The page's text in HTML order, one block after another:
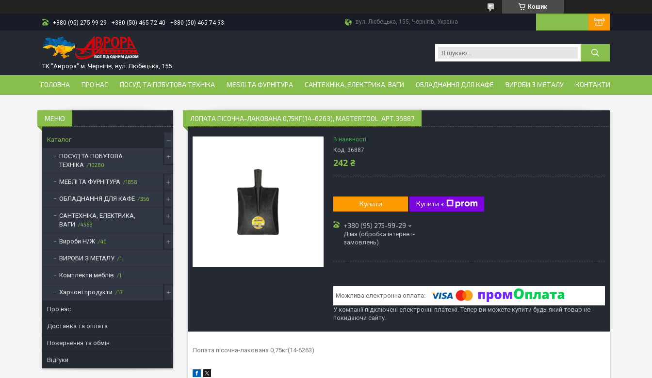
Кошик
+380 (95) 275-99-29 +380 (50) 465-72-40 +380 (50) 465-74-93 вул. Любецька, 155, Чернігів, Україна
ТК "Аврора" м. Чернігів, вул. Любецька, 155
ГОЛОВНА ПРО НАС ПОСУД ТА ПОБУТОВА ТЕХНІКА МЕБЛІ ТА ФУРНІТУРА САНТЕХНІКА, ЕЛЕКТРИКА, ВАГИ ОБЛАДНАННЯ ДЛЯ КАФЕ ВИРОБИ З МЕТАЛУ КОНТАКТИ
ЛОПАТА ПІСОЧНА-ЛАКОВАНА 0,75КГ(14-6263), MASTERTOOL, АРТ.36887
В наявності
Код: 36887
242 ₴
Купити Купити з
+380 (95) 275-99-29
Діма (обробка інтернет-
замовлень)
У компанії підключені електронні платежі. Тепер ви можете купити будь-який товар не
покидаючи сайту.
Лопата пісочна-лакована 0,75кг(14-6263)
Каталог
ПОСУД ТА ПОБУТОВА
ТЕХНІКА
10280
МЕБЛІ ТА ФУРНІТУРА 1858
ОБЛАДНАННЯ ДЛЯ КАФЕ 356
САНТЕХНІКА, ЕЛЕКТРИКА,
ВАГИ
4583
Вироби Н/Ж 46
ВИРОБИ З МЕТАЛУ 1
Комплекти меблів 1
Харчові продукти 17
Про нас
Доставка та оплата
Повернення та обмін
Відгуки